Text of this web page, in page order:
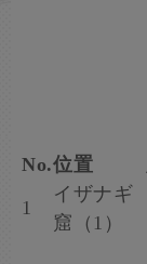
No.位置
1
イザナギ
窟（1）